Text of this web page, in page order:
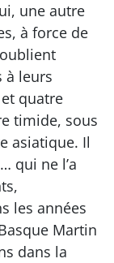
une autre
à force de
à leurs
quatre
timide, sous
asiatique. Il
qui ne l’a
les années
Martin
dans la